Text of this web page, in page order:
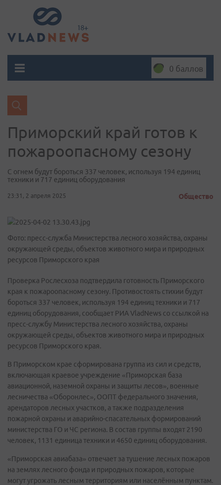
0 баллов
Приморский край готов к
пожароопасному сезону
С огнем будут бороться 337 человек, используя 194 единиц
техники и 717 единиц оборудования
23:31, 2 апреля 2025 Общество
Фото: пресс-служба Министерства лесного хозяйства, охраны
окружающей среды, объектов животного мира и природных
ресурсов Приморского края
Проверка Рослесхоза подтвердила готовность Приморского
края к пожароопасному сезону. Противостоять стихии будут
бороться 337 человек, используя 194 единиц техники и 717
единиц оборудования, сообщает РИА VladNews со ссылкой на
пресс-службу Министерства лесного хозяйства, охраны
окружающей среды, объектов животного мира и природных
ресурсов Приморского края.
В Приморском крае сформирована группа из сил и средств,
включающая краевое учреждение «Приморская база
авиационной, наземной охраны и защиты лесов», военные
лесничества «Оборонлес», ООПТ федерального значения,
арендаторов лесных участков, а также подразделения
пожарной охраны и аварийно-спасательных формирований
министерства ГО и ЧС региона. В состав группы входят 2190
человек, 1131 единица техники и 4650 единиц оборудования.
«Приморская авиабаза» отвечает за тушение лесных пожаров
на землях лесного фонда и природных пожаров, которые
могут угрожать лесным территориям или населённым пунктам.